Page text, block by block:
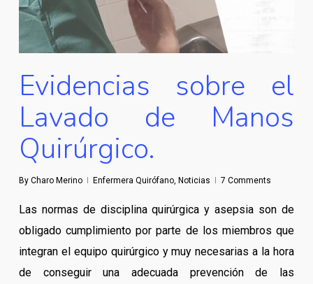
Evidencias sobre el
Lavado de Manos
Quirúrgico.
By Charo Merino Enfermera Quirófano, Noticias 7 Comments
Las normas de disciplina quirúrgica y asepsia son de
obligado cumplimiento por parte de los miembros que
integran el equipo quirúrgico y muy necesarias a la hora
de conseguir una adecuada prevención de las